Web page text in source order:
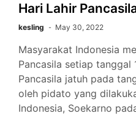
Hari Lahir
kesling May 30, 2022
Masyarakat Indonesia
Pancasila setiap tanggal
Pancasila jatuh pada
oleh pidato yang
Indonesia, Soekarno